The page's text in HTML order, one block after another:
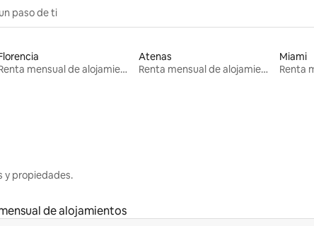
paso de ti
Renta mensual de alojamientos
Atenas
Renta mensual de alojamientos
Miami
y propiedades.
de alojamientos